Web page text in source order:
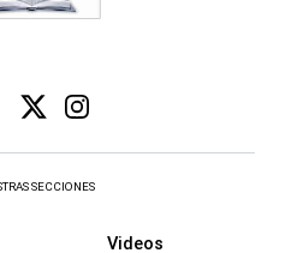
SECCIONES
Videos